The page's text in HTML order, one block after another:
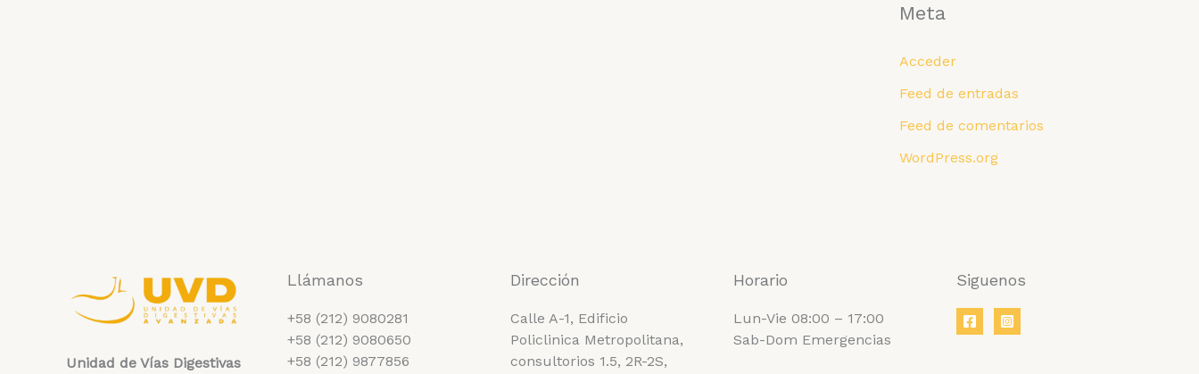
Meta
Acceder
Feed de entradas
Feed de comentarios
WordPress.org
Unidad de Vías Digestivas
Llámanos
+58 (212) 9080281
+58 (212) 9080650
+58 (212) 9877856
Dirección
Calle A-1, Edificio
Policlinica Metropolitana,
consultorios 1.5, 2R-2S,
Horario
Lun-Vie 08:00 – 17:00
Sab-Dom Emergencias
Siguenos